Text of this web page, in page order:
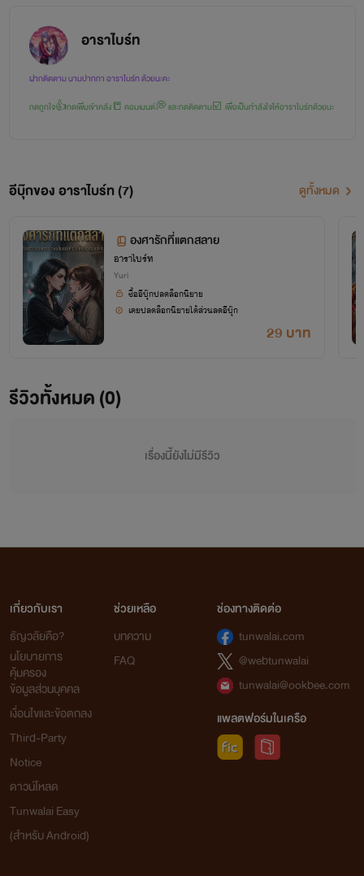
อาราไบร์ท
ฝากติดตาม นามปากกา อาราไบร์ท ด้วยนะคะ
กดถูกใจ👍กดเพิ่มเข้าคลัง📒 คอมเมนต์💭 และกดติดตาม☑️ เพื่อเป็นกำลังใจให้อาราไบร์ทด้วยนะ
อีบุ๊กของ อาราไบร์ท (7) ดูทั้งหมด
องศารักที่แตกสลาย
อาราไบร์ท
Yuri
29 บาท
ซื้ออีบุ๊กปลดล็อกนิยาย
เคยปลดล็อกนิยายได้ส่วนลดอีบุ๊ก
รีวิวทั้งหมด (0)
เรื่องนี้ยังไม่มีรีวิว
เกี่ยวกับเรา
ธัญวลัยคือ?
นโยบายการ
คุ้มครอง
ข้อมูลส่วนบุคคล
เงื่อนไขและข้อตกลง
Third-Party
Notice
ดาวน์โหลด
Tunwalai Easy
(สำหรับ Android)
ช่วยเหลือ
บทความ
FAQ
ช่องทางติดต่อ
tunwalai.com
@webtunwalai
tunwalai@ookbee.com
แพลตฟอร์มในเครือ